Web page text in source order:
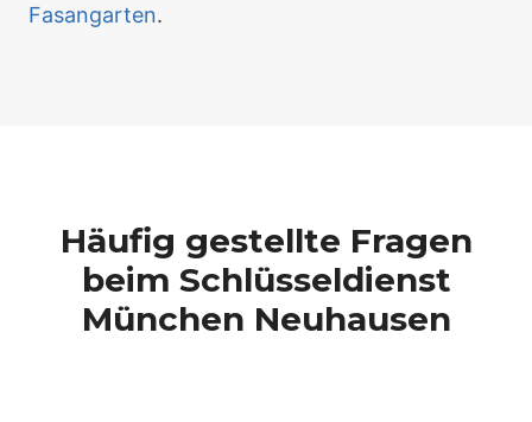
Fasangarten.
Häufig gestellte Fragen
beim Schlüsseldienst
München Neuhausen